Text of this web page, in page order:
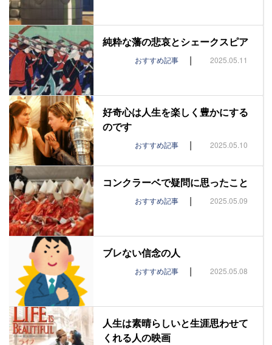
純粋な藩の悲哀とシェークスピア
おすすめ記事 | 2025.05.11
好奇心は人生を楽しく豊かにする
のです
おすすめ記事 | 2025.05.10
コンクラーベで疑問に思ったこと
おすすめ記事 | 2025.05.09
ブレない信念の人
おすすめ記事 | 2025.05.08
人生は素晴らしいと生涯思わせて
くれる人の映画